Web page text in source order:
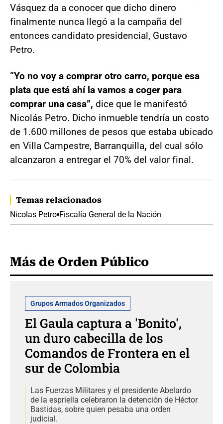
Vásquez da a conocer que dicho dinero
finalmente nunca llegó a la campaña del
entonces candidato presidencial, Gustavo
Petro.
“Yo no voy a comprar otro carro, porque esa
plata que está ahí la vamos a coger para
comprar una casa”, dice que le manifestó
Nicolás Petro. Dicho inmueble tendría un costo
de 1.600 millones de pesos que estaba ubicado
en Villa Campestre, Barranquilla, del cual sólo
alcanzaron a entregar el 70% del valor final.
Temas relacionados
Nicolas Petro Fiscalía General de la Nación
Más de Orden Público
Grupos Armados Organizados
El Gaula captura a 'Bonito',
un duro cabecilla de los
Comandos de Frontera en el
sur de Colombia
Las Fuerzas Militares y el presidente Abelardo
de la espriella celebraron la detención de Héctor
Bastidas, sobre quien pesaba una orden
judicial.